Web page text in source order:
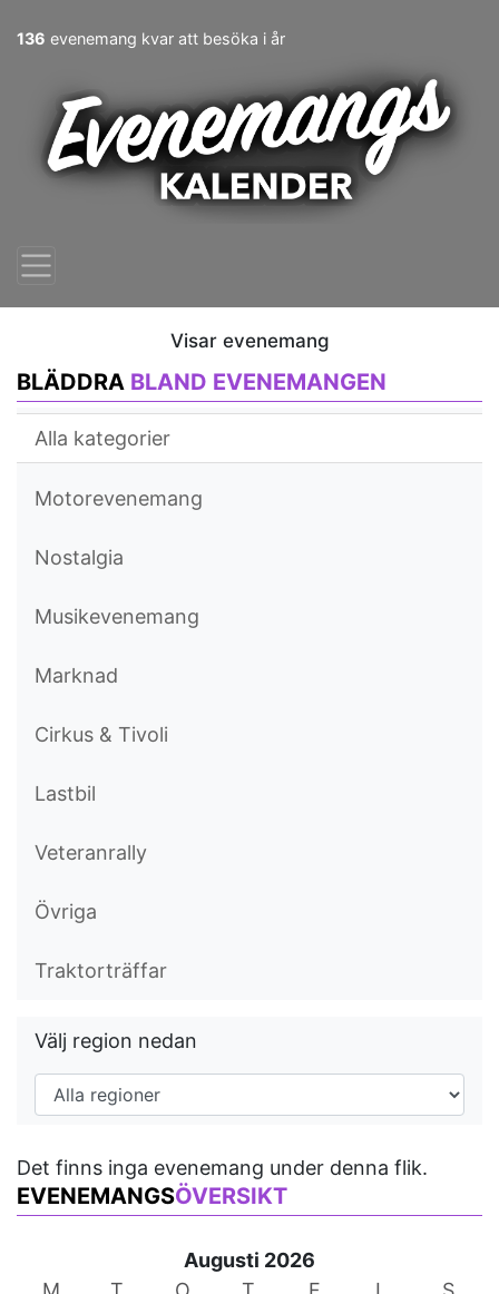
136 evenemang kvar att besöka i år
Visar evenemang
BLÄDDRA BLAND EVENEMANGEN
Alla kategorier
Motorevenemang
Nostalgia
Musikevenemang
Marknad
Cirkus & Tivoli
Lastbil
Veteranrally
Övriga
Traktorträffar
Välj region nedan
Det finns inga evenemang under denna flik.
EVENEMANGSÖVERSIKT
Augusti 2026